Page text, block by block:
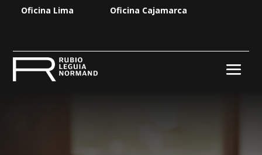
Oficina Lima Oficina Cajamarca